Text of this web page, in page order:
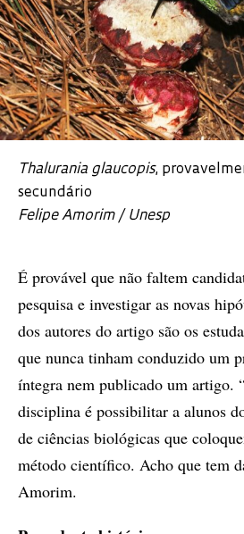
Thalurania glaucopis,
secundário
Felipe Amorim / Unesp
É provável que não faltem
pesquisa e investigar as novas
dos autores do artigo são os
que nunca tinham conduzido um
íntegra nem publicado um artigo.
disciplina é possibilitar a alunos
de ciências biológicas que
método científico. Acho que tem
Amorim.